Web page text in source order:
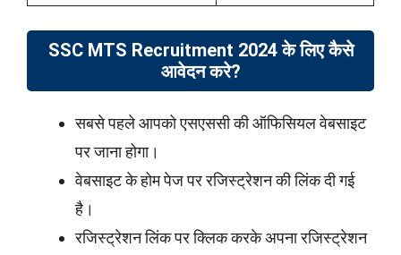
SSC MTS Recruitment 2024 के लिए कैसे
आवेदन करे?
सबसे पहले आपको एसएससी की ऑफिसियल वेबसाइट
पर जाना होगा।
वेबसाइट के होम पेज पर रजिस्ट्रेशन की लिंक दी गई
है।
रजिस्ट्रेशन लिंक पर क्लिक करके अपना रजिस्ट्रेशन